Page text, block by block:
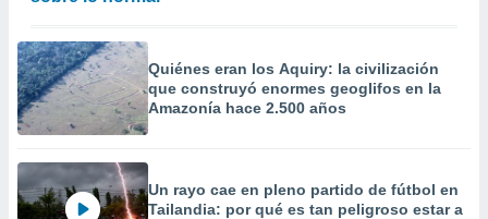
Quiénes eran los Aquiry: la civilización
que construyó enormes geoglifos en la
Amazonía hace 2.500 años
Un rayo cae en pleno partido de fútbol en
Tailandia: por qué es tan peligroso estar a